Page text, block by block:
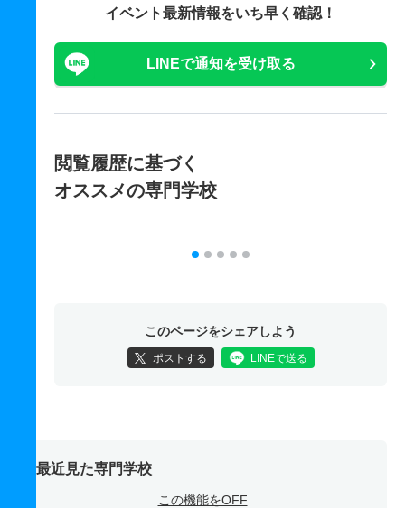
イベント最新情報をいち早く確認！
LINEで通知を受け取る
閲覧履歴に基づく
オススメの専門学校
このページをシェアしよう
ポストする LINEで送る
最近見た専門学校
この機能をOFF